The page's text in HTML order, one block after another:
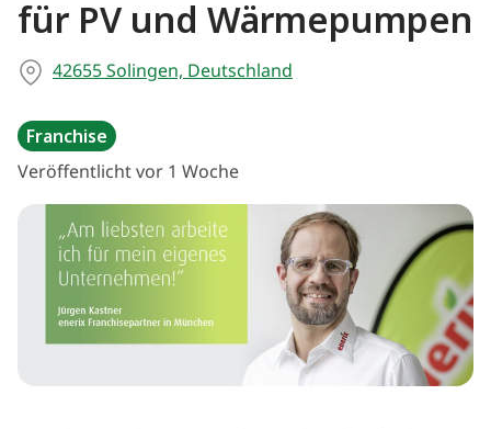
für PV und Wärmepumpen
42655 Solingen, Deutschland
Franchise
Veröffentlicht vor 1 Woche